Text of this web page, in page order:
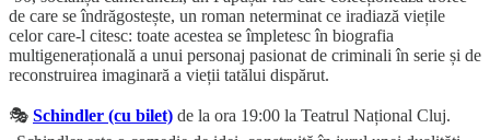
de care se îndrăgostește, un roman neterminat ce iradiază viețile
celor care-l citesc: toate acestea se împletesc în biografia
multigenerațională a unui personaj pasionat de criminali în serie și de
reconstruirea imaginară a vieții tatălui dispărut.
🎭 Schindler (cu bilet) de la ora 19:00 la Teatrul Național Cluj.